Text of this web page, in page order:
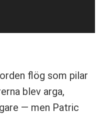
flög som pilar
blev arga,
— men Patric